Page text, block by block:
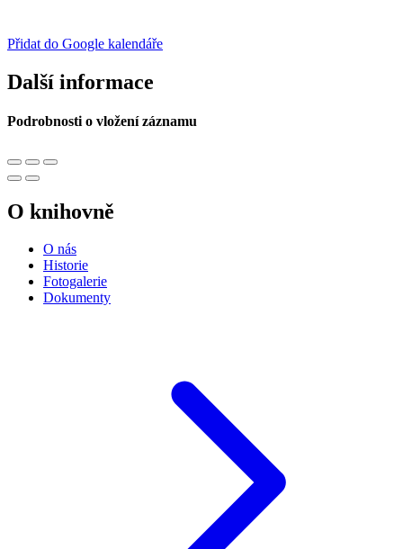
Přidat do Google kalendáře
Další informace
Podrobnosti o vložení záznamu
O knihovně
O nás
Historie
Fotogalerie
Dokumenty